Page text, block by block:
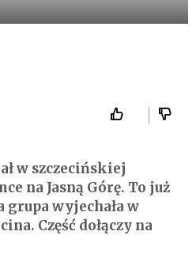
w szczecińskiej
na Jasną Górę. To już
grupa wyjechała w
Część dołączy na